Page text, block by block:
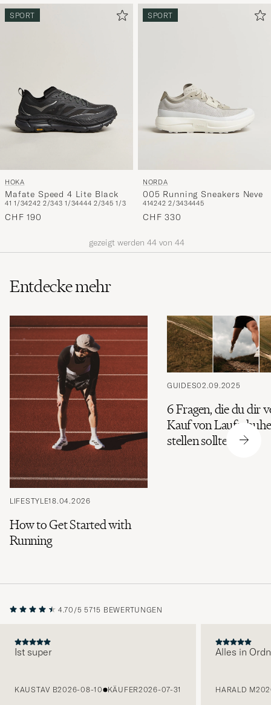
SPORT
HOKA
Mafate Speed 4 Lite Black
41 1/34242 2/343 1/34444 2/345 1/3
CHF 190
SPORT
NORDA
005 Running Sneakers Neve
414242 2/3434445
CHF 330
gezeigt werden 44 von 44
Entdecke mehr
LIFESTYLE18.04.2026
How to Get Started with
Running
GUIDES02.09.2025
6 Fragen, die du dir
Kauf von
stellen solltest
4.70/5 5715 BEWERTUNGEN
Ist super
KAUSTAV B2026-08-10 KÄUFER2026-07-31
Alles in
HARALD M